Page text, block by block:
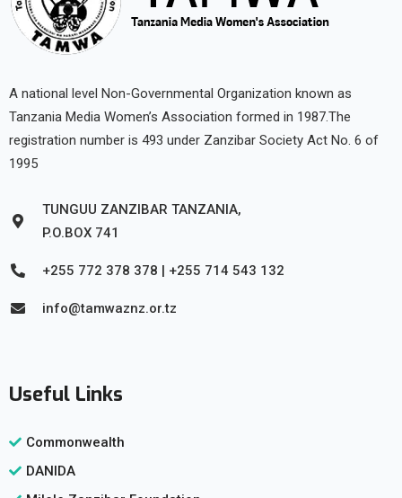
A national level Non-Governmental Organization known as
Tanzania Media Women’s Association formed in 1987.The
registration number is 493 under Zanzibar Society Act No. 6 of
1995
TUNGUU ZANZIBAR TANZANIA,
P.O.BOX 741
+255 772 378 378 | +255 714 543 132
info@tamwaznz.or.tz
Useful Links
Commonwealth
DANIDA